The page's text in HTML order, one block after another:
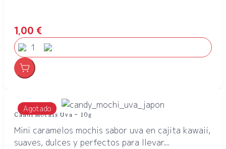
1,00 €
Agotado
Candi Mochis Uva – 10g
Mini caramelos mochis sabor uva en cajita kawaii,
suaves, dulces y perfectos para llevar....